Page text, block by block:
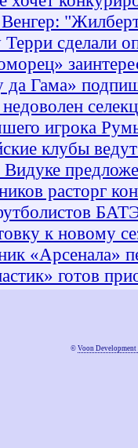
сделали
да Гама»
игрока
клубы
расторг
к новому
«Арсенала»
готов
© Voon Development